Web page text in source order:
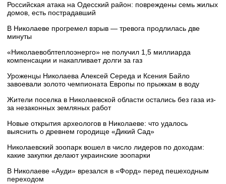
Российская атака на Одесский район: повреждены семь жилых
домов, есть пострадавший
В Николаеве прогремел взрыв — тревога продлилась две
минуты
«Николаевоблтеплоэнерго» не получил 1,5 миллиарда
компенсации и накапливает долги за газ
Уроженцы Николаева Алексей Середа и Ксения Байло
завоевали золото чемпионата Европы по прыжкам в воду
Жители поселка в Николаевской области остались без газа из-
за незаконных земляных работ
Новые открытия археологов в Николаеве: что удалось
выяснить о древнем городище «Дикий Сад»
Николаевский зоопарк вошел в число лидеров по доходам:
какие закупки делают украинские зоопарки
В Николаеве «Ауди» врезался в «Форд» перед пешеходным
переходом